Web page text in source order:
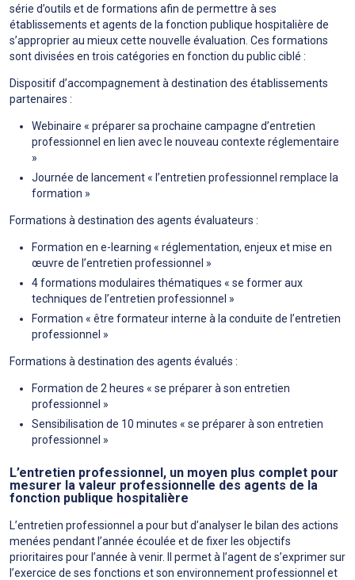
série d’outils et de formations afin de permettre à ses
établissements et agents de la fonction publique hospitalière de
s’approprier au mieux cette nouvelle évaluation. Ces formations
sont divisées en trois catégories en fonction du public ciblé :
Dispositif d’accompagnement à destination des établissements
partenaires :
Webinaire « préparer sa prochaine campagne d’entretien
professionnel en lien avec le nouveau contexte réglementaire
»
Journée de lancement « l’entretien professionnel remplace la
formation »
Formations à destination des agents évaluateurs :
Formation en e-learning « réglementation, enjeux et mise en
œuvre de l’entretien professionnel »
4 formations modulaires thématiques « se former aux
techniques de l’entretien professionnel »
Formation « être formateur interne à la conduite de l’entretien
professionnel »
Formations à destination des agents évalués :
Formation de 2 heures « se préparer à son entretien
professionnel »
Sensibilisation de 10 minutes « se préparer à son entretien
professionnel »
L’entretien professionnel, un moyen plus complet pour
mesurer la valeur professionnelle des agents de la
fonction publique hospitalière
L’entretien professionnel a pour but d’analyser le bilan des actions
menées pendant l’année écoulée et de fixer les objectifs
prioritaires pour l’année à venir. Il permet à l’agent de s’exprimer sur
l’exercice de ses fonctions et son environnement professionnel et